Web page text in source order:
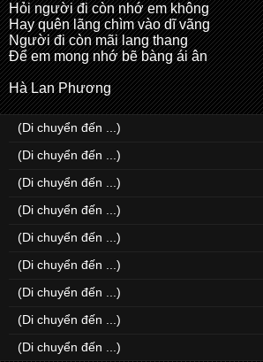
Hỏi người đi còn nhớ em không
Hay quên lãng chìm vào dĩ vãng
Người đi còn mãi lang thang
Để em mong nhớ bẽ bàng ái ân
Hà Lan Phương